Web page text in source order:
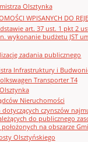
Olsztynka
WPISANYCH DO
art. 37 ust. 1 pkt 2
wykonanie budżetu JST
zadania publicznego
Infrastruktury i
Transporter T4
Nieruchomości
czynszów
do publicznego
na obszarze
Olsztyńskiego